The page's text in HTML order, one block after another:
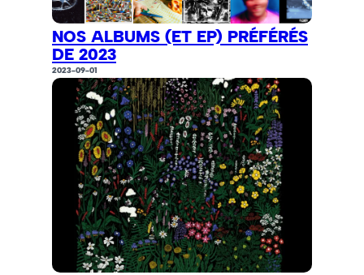
NOS ALBUMS (ET EP) PRÉFÉRÉS
DE 2023
2023-09-01